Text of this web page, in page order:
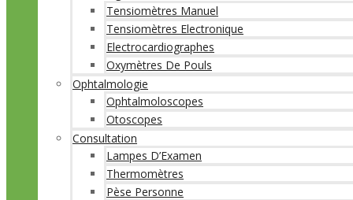
Tensiomètres Manuel
Tensiomètres Electronique
Electrocardiographes
Oxymètres De Pouls
Ophtalmologie
Ophtalmoloscopes
Otoscopes
Consultation
Lampes D’Examen
Thermomètres
Pèse Personne